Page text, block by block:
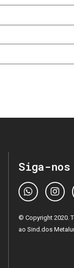
Siga-nos
© Copyright 2020.
ao Sind.dos